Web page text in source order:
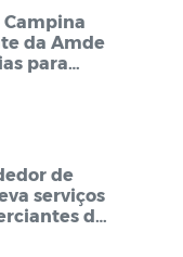
da Amde
para
social
de
serviços
da